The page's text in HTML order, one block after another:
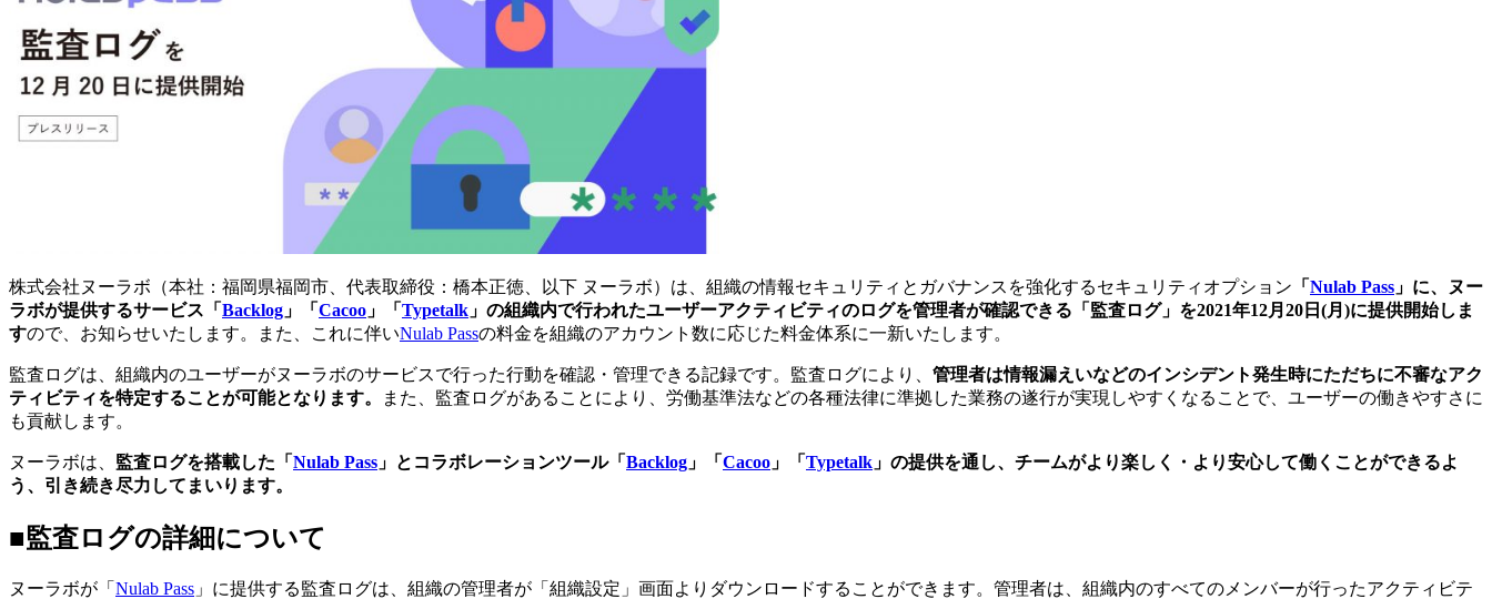
株式会社ヌーラボ（本社：福岡県福岡市、代表取締役：橋本正徳、以下 ヌーラボ）は、組織の情報セキュリティとガバナンスを強化するセキュリティオプション 「 Nulab Pass 」に、ヌー
ラボが提供するサービス「 Backlog 」「 Cacoo 」「 Typetalk 」の組織内で行われたユーザーアクティビティのログを管理者が確認できる「監査ログ」を2021年12月20日(月)に提供開始しま
すので、お知らせいたします。また、これに伴いNulab Passの料金を組織のアカウント数に応じた料金体系に一新いたします。
監査ログは、組織内のユーザーがヌーラボのサービスで行った行動を確認・管理できる記録です。監査ログにより、 管理者は情報漏えいなどのインシデント発生時にただちに不審なアク
ティビティを特定することが可能となります。
また、監査ログがあることにより、労働基準法などの各種法律に準拠した業務の遂行が実現しやすくなることで、ユーザーの働きやすさに
も貢献します。
ヌーラボは、 監査ログを搭載した「 Nulab Pass 」とコラボレーションツール「 Backlog 」「 Cacoo 」「 Typetalk 」の提供を通し、チームがより楽しく・より安心して働くことができるよ
う、引き続き尽力してまいります。
■監査ログの詳細について
ヌーラボが「 Nulab Pass 」に提供する監査ログは、組織の管理者が「組織設定」画面よりダウンロードすることができます。管理者は、組織内のすべてのメンバーが行ったアクティビテ